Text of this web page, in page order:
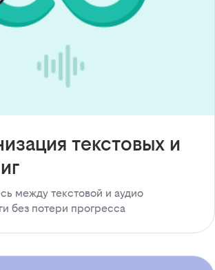
текстовых и
между текстовой и аудио
без потери прогресса